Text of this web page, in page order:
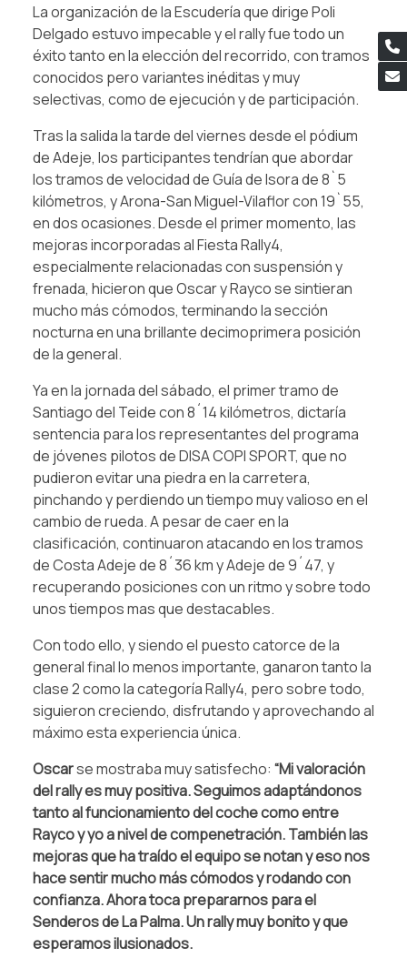
La organización de la Escudería que dirige Poli
Delgado estuvo impecable y el rally fue todo un
éxito tanto en la elección del recorrido, con tramos
conocidos pero variantes inéditas y muy
selectivas, como de ejecución y de participación.
Tras la salida la tarde del viernes desde el pódium
de Adeje, los participantes tendrían que abordar
los tramos de velocidad de Guía de Isora de 8`5
kilómetros, y Arona-San Miguel-Vilaflor con 19`55,
en dos ocasiones. Desde el primer momento, las
mejoras incorporadas al Fiesta Rally4,
especialmente relacionadas con suspensión y
frenada, hicieron que Oscar y Rayco se sintieran
mucho más cómodos, terminando la sección
nocturna en una brillante decimoprimera posición
de la general.
Ya en la jornada del sábado, el primer tramo de
Santiago del Teide con 8´14 kilómetros, dictaría
sentencia para los representantes del programa
de jóvenes pilotos de DISA COPI SPORT, que no
pudieron evitar una piedra en la carretera,
pinchando y perdiendo un tiempo muy valioso en el
cambio de rueda. A pesar de caer en la
clasificación, continuaron atacando en los tramos
de Costa Adeje de 8´36 km y Adeje de 9´47, y
recuperando posiciones con un ritmo y sobre todo
unos tiempos mas que destacables.
Con todo ello, y siendo el puesto catorce de la
general final lo menos importante, ganaron tanto la
clase 2 como la categoría Rally4, pero sobre todo,
siguieron creciendo, disfrutando y aprovechando al
máximo esta experiencia única.
Oscarse mostraba muy satisfecho: “Mi valoración
del rally es muy positiva. Seguimos adaptándonos
tanto al funcionamiento del coche como entre
Rayco y yo a nivel de compenetración. También las
mejoras que ha traído el equipo se notan y eso nos
hace sentir mucho más cómodos y rodando con
confianza. Ahora toca prepararnos para el
Senderos de La Palma. Un rally muy bonito y que
esperamos ilusionados.